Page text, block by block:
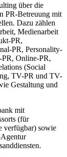
über die
PR-Betreuung mit
Dazu zählen
Medienarbeit
PR,
PR, Personality-
Online-PR,
(Social
TV-PR und TV-
Gestaltung und
mit
(für
verfügbar) sowie